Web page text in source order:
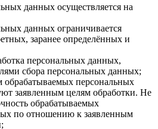
данных осуществляется на
данных ограничивается
заранее определённых и
персональных данных,
сбора персональных данных;
обрабатываемых персональных
заявленным целям обработки. Не
обрабатываемых
по отношению к заявленным